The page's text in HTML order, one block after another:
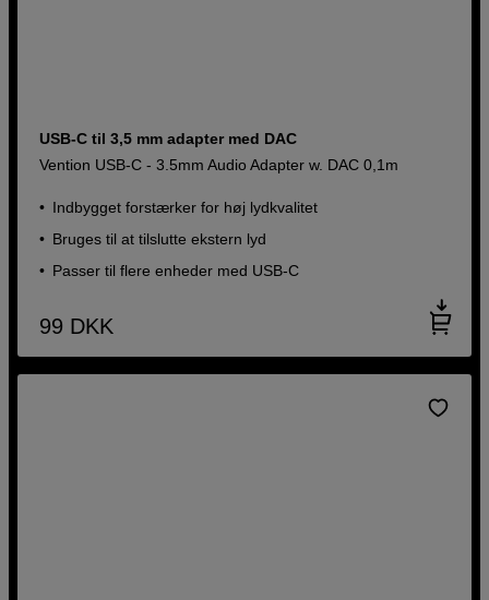
USB-C til 3,5 mm adapter med DAC
Vention USB-C - 3.5mm Audio Adapter w. DAC 0,1m
Indbygget forstærker for høj lydkvalitet
Bruges til at tilslutte ekstern lyd
Passer til flere enheder med USB-C
99 DKK